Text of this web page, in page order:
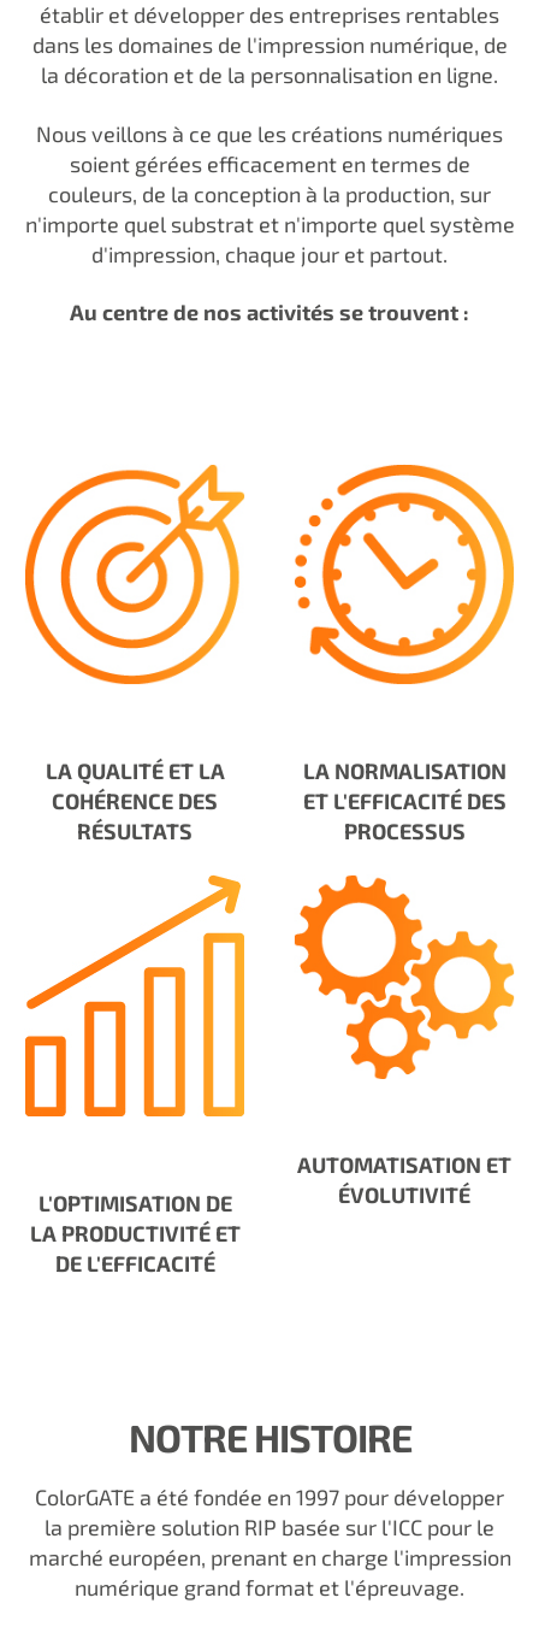
établir et développer des entreprises rentables
dans les domaines de l'impression numérique, de
la décoration et de la personnalisation en ligne.
Nous veillons à ce que les créations numériques
soient gérées efficacement en termes de
couleurs, de la conception à la production, sur
n'importe quel substrat et n'importe quel système
d'impression, chaque jour et partout.
Au centre de nos activités se trouvent :
LA QUALITÉ ET LA
COHÉRENCE DES
RÉSULTATS
LA NORMALISATION
ET L'EFFICACITÉ DES
PROCESSUS
L'OPTIMISATION DE
LA PRODUCTIVITÉ ET
DE L'EFFICACITÉ
AUTOMATISATION ET
ÉVOLUTIVITÉ
NOTRE HISTOIRE
ColorGATE a été fondée en 1997 pour développer
la première solution RIP basée sur l'ICC pour le
marché européen, prenant en charge l'impression
numérique grand format et l'épreuvage.